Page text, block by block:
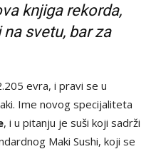
knjiga rekorda,
svetu, bar za
evra, i pravi se u
Ime novog specijaliteta
, i u pitanju je suši koji sadrži
Maki Sushi, koji se